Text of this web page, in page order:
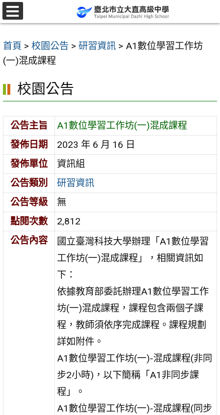
跳
至
要
內
區
首頁 > 校園公告 > 研習資訊 > A1數位學習工作坊
(一)混成課程
校園公告
公告主旨
A1數位學習工作坊(一)混成課程
發佈日期
2023 年 6 月 16 日
發佈單位
資訊組
公告類別
研習資訊
公告等級
無
點閱次數
2,812
公告內容
國立臺灣科技大學辦理「A1數位學習
工作坊(一)混成課程」，相關資訊如
下：
依據教育部委託辦理A1數位學習工作
坊(一)混成課程，課程包含兩個子課
程，教師須依序完成課程。課程規劃
詳如附件。
A1數位學習工作坊(一)-混成課程(非同
步2小時)，以下簡稱「A1非同步課
程」。
A1數位學習工作坊(一)-混成課程(同步
選
單